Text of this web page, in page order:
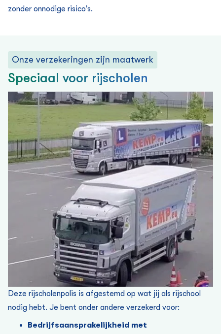
zonder onnodige risico’s.
Onze verzekeringen zijn maatwerk
Speciaal voor rijscholen
Deze rijscholenpolis is afgestemd op wat jij als rijschool
nodig hebt. Je bent onder andere verzekerd voor:
Bedrijfsaansprakelijkheid met